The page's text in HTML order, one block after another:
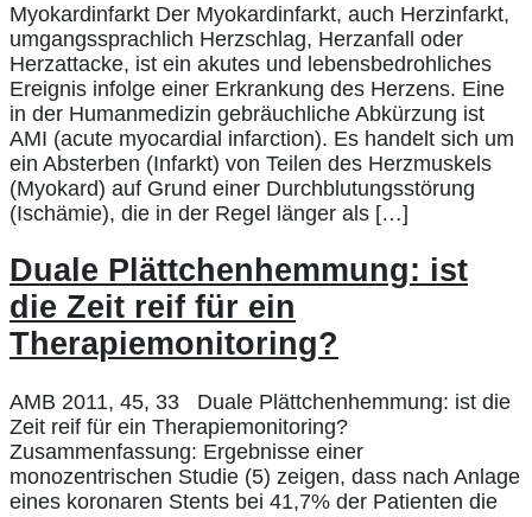
Myokardinfarkt Der Myokardinfarkt, auch Herzinfarkt,
umgangssprachlich Herzschlag, Herzanfall oder
Herzattacke, ist ein akutes und lebensbedrohliches
Ereignis infolge einer Erkrankung des Herzens. Eine
in der Humanmedizin gebräuchliche Abkürzung ist
AMI (acute myocardial infarction). Es handelt sich um
ein Absterben (Infarkt) von Teilen des Herzmuskels
(Myokard) auf Grund einer Durchblutungsstörung
(Ischämie), die in der Regel länger als […]
Duale Plättchenhemmung: ist
die Zeit reif für ein
Therapiemonitoring?
AMB 2011, 45, 33 Duale Plättchenhemmung: ist die
Zeit reif für ein Therapiemonitoring?
Zusammenfassung: Ergebnisse einer
monozentrischen Studie (5) zeigen, dass nach Anlage
eines koronaren Stents bei 41,7% der Patienten die